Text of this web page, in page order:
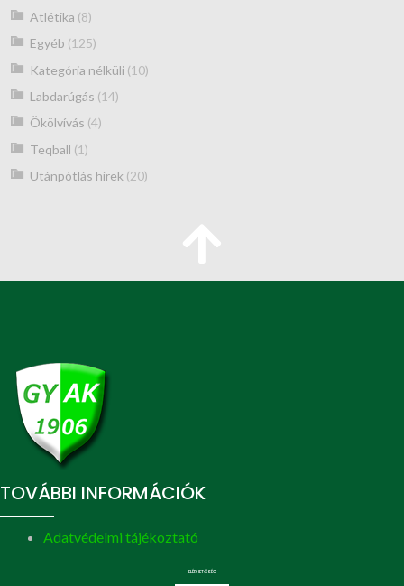
Atlétika (8)
Egyéb (125)
Kategória nélküli(10)
Labdarúgás (14)
Ökölvívás (4)
Teqball (1)
Utánpótlás hírek (20)
TOVÁBBI INFORMÁCIÓK
Adatvédelmi tájékoztató
ELÉRHETŐSÉG